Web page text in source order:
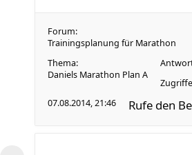
Forum:
Trainingsplanung für Marathon
Thema:
Daniels Marathon Plan A
07.08.2014, 21:46
Rufe den